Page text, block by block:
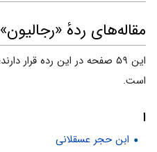
پرش
به
ناوبری
پرش
به
جستجو
مقاله‌های ردهٔ «رجالیون»
است.
ا
ابن حجر عسقلانی